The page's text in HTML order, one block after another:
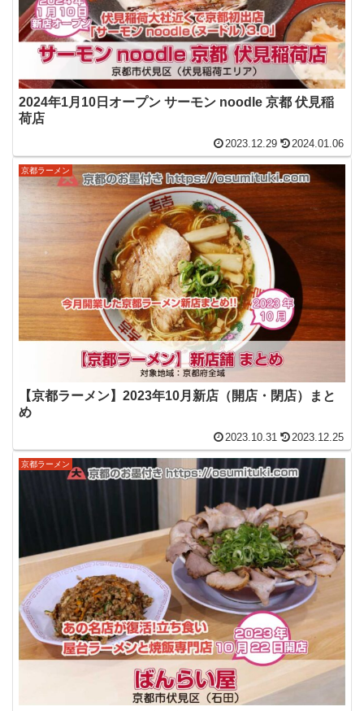
2024年1月10日オープン サーモン noodle 京都 伏見稲
荷店
2023.12.29 2024.01.06
京都ラーメン
【京都ラーメン】2023年10月新店（開店・閉店）まと
め
2023.10.31 2023.12.25
京都ラーメン